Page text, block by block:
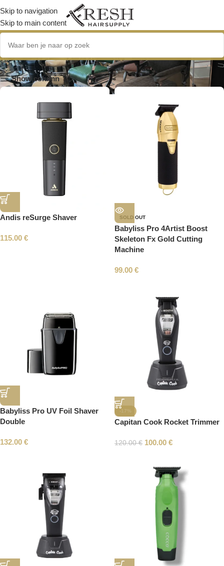
Skip to navigation
Skip to main content
Draadloos
Show column
Andis reSurge Shaver
115.00 €
SOLD OUT
Babyliss Pro 4Artist Boost
Skeleton Fx Gold Cutting
Machine
99.00 €
Babyliss Pro UV Foil Shaver
Double
132.00 €
-17%
Capitan Cook Rocket Trimmer
120.00€ 100.00 €